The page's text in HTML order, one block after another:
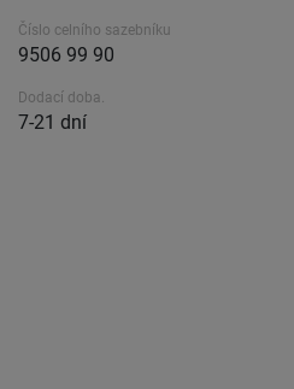
Číslo celního sazebníku
9506 99 90
Dodací doba.
7-21 dní